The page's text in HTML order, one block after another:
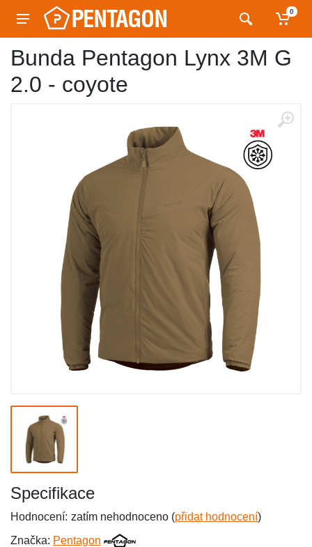
0
Bunda Pentagon Lynx 3M G
2.0 - coyote
Specifikace
Hodnocení: zatím nehodnoceno (přidat hodnocení)
Značka: Pentagon